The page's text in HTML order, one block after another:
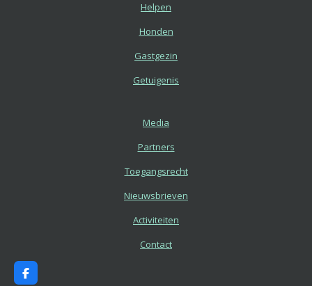
Helpen
Honden
Gastgezin
Getuigenis
Media
Partners
Toegangsrecht
Nieuwsbrieven
Activiteiten
Contact
F